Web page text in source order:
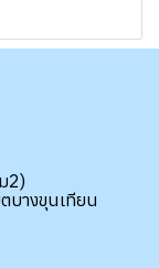
2)
บางขุนเทียน